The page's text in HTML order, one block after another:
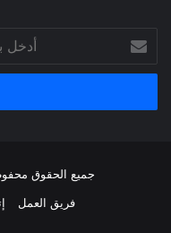
بريدك
الإلكتروني
جميع الحقوق محفوظة
فريق العمل